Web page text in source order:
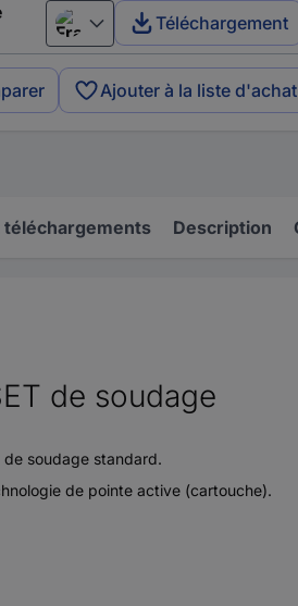
Français Téléchargement
Ajouter à la liste d'achat
téléchargements Description
de soudage
soudage standard.
de pointe active (cartouche).